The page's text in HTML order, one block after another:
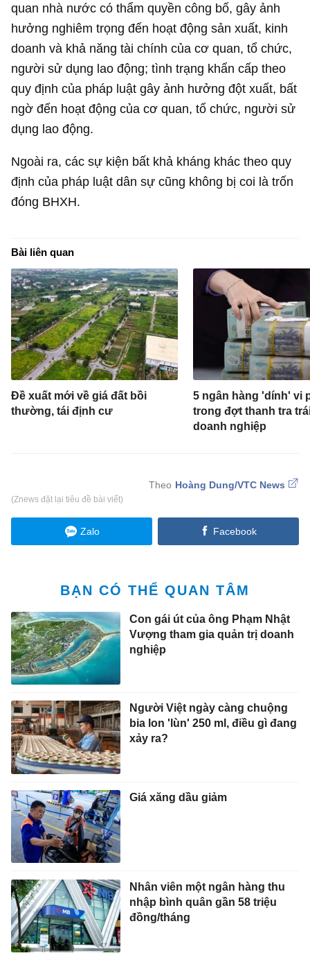
quan nhà nước có thẩm quyền công bố, gây ảnh
hưởng nghiêm trọng đến hoạt động sản xuất, kinh
doanh và khả năng tài chính của cơ quan, tổ chức,
người sử dụng lao động; tình trạng khẩn cấp theo
quy định của pháp luật gây ảnh hưởng đột xuất, bất
ngờ đến hoạt động của cơ quan, tổ chức, người sử
dụng lao động.
Ngoài ra, các sự kiện bất khả kháng khác theo quy
định của pháp luật dân sự cũng không bị coi là trốn
đóng BHXH.
Bài liên quan
Đề xuất mới về giá đất bồi
thường, tái định cư
5 ngân hàng 'dính' vi
trong đợt thanh tra
doanh nghiệp
Hoàng Dung/VTC News
(Znews đặt lại tiêu đề bài viết)
Zalo Facebook
BẠN CÓ THỂ QUAN TÂM
Con gái út của ông Phạm Nhật
Vượng tham gia quản trị doanh
nghiệp
Người Việt ngày càng chuộng
bia lon 'lùn' 250 ml, điều gì đang
xảy ra?
Giá xăng dầu giảm
Nhân viên một ngân hàng thu
nhập bình quân gần 58 triệu
đồng/tháng